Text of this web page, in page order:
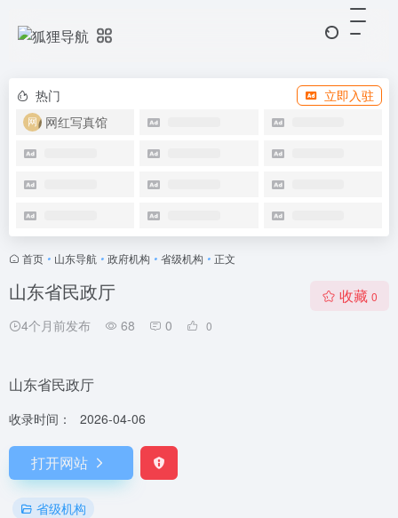
热门
立即入驻
网红写真馆
首页 • 山东导航 • 政府机构 • 省级机构 • 正文
山东省民政厅
4个月前发布 68 0 0
收藏 0
山东省民政厅
收录时间： 2026-04-06
打开网站
省级机构